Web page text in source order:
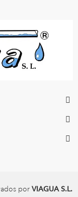
porVIAGUA S.L.